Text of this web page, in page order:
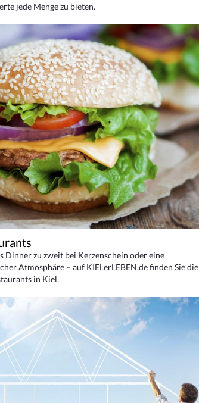
jede Menge zu bieten.
Dinner zu zweit bei Kerzenschein oder eine
Atmosphäre – auf KIELerLEBEN.de finden Sie die
in Kiel.